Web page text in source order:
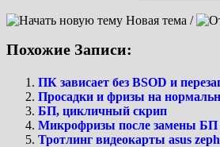
Новая тема /
Похожие Записи:
ПК зависает без BSOD и
Просадки и фризы на
БП, цикличный скрип
Микрофризы после замены БП
Тротлинг видеокарты asus